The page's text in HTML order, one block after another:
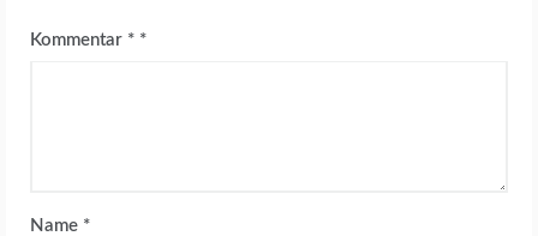
Kommentar *
Name *